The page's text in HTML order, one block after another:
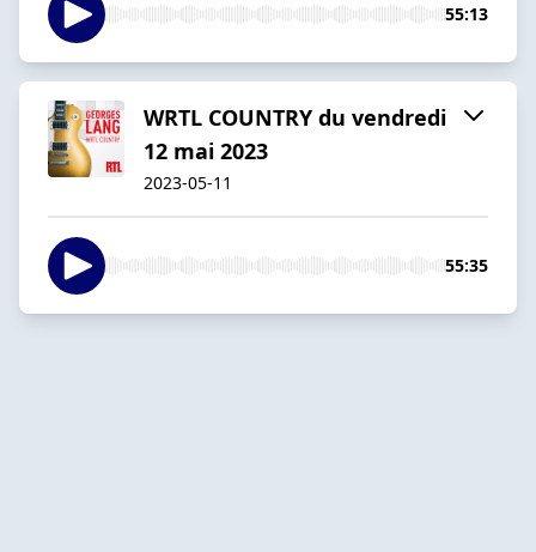
55:13
WRTL COUNTRY du vendredi
12 mai 2023
2023-05-11
55:35